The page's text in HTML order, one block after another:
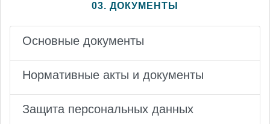
03. ДОКУМЕНТЫ
Основные документы
Нормативные акты и документы
Защита персональных данных